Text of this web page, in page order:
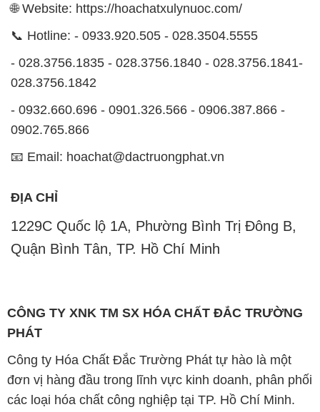
🌐 Website: https://hoachatxulynuoc.com/
📞 Hotline: - 0933.920.505 - 028.3504.5555
- 028.3756.1835 - 028.3756.1840 - 028.3756.1841-
028.3756.1842
- 0932.660.696 - 0901.326.566 - 0906.387.866 -
0902.765.866
📧 Email: hoachat@dactruongphat.vn
ĐỊA CHỈ
1229C Quốc lộ 1A, Phường Bình Trị Đông B,
Quận Bình Tân, TP. Hồ Chí Minh
CÔNG TY XNK TM SX HÓA CHẤT ĐẮC TRƯỜNG
PHÁT
Công ty Hóa Chất Đắc Trường Phát tự hào là một
đơn vị hàng đầu trong lĩnh vực kinh doanh, phân phối
các loại hóa chất công nghiệp tại TP. Hồ Chí Minh.